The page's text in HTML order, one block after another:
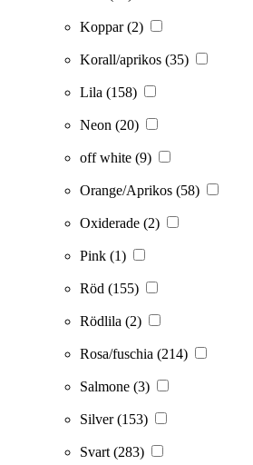
Koppar(2)
Korall/aprikos (35)
Lila (158)
Neon (20)
off white (9)
Orange/Aprikos (58)
Oxiderade (2)
Pink (1)
Röd (155)
Rödlila (2)
Rosa/fuschia (214)
Salmone (3)
Silver(153)
Svart (283)